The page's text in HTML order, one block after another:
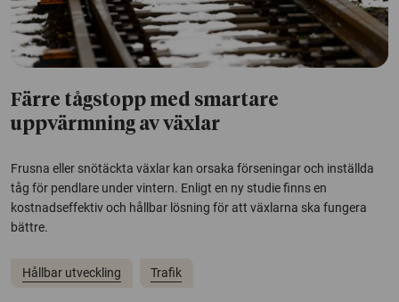
Färre tågstopp med smartare
uppvärmning av växlar
Frusna eller snötäckta växlar kan orsaka förseningar och inställda
tåg för pendlare under vintern. Enligt en ny studie finns en
kostnadseffektiv och hållbar lösning för att växlarna ska fungera
bättre.
Hållbar utveckling Trafik